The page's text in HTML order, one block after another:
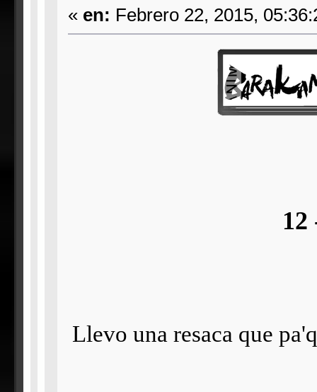
« en: Febrero 22, 2015,
Llevo una resaca que